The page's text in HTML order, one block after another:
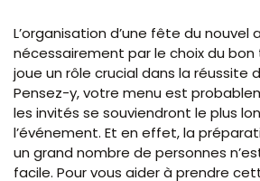
L’organisation d’une fête du nouvel
nécessairement par le choix du
joue un rôle crucial dans la réussite
Pensez-y, votre menu est
les invités se souviendront le plus
l’événement. Et en effet, la
un grand nombre de personnes
facile. Pour vous aider à prendre